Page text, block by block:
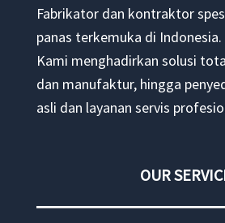
Fabrikator dan kontraktor
panas terkemuka di Indonesia.
Kami menghadirkan solusi
dan manufaktur, hingga
asli dan layanan servis
OUR